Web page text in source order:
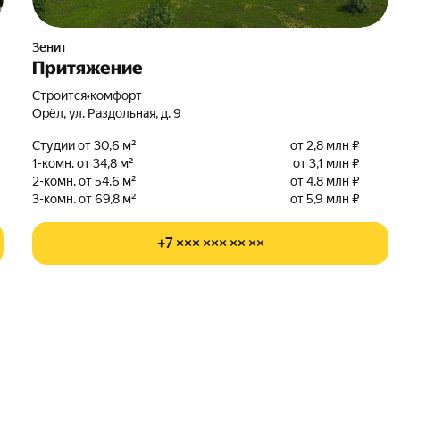
Зенит
Притяжение
Строится•комфорт
Орёл, ул. Раздольная, д. 9
Студии от 30,6 м²
от 2,8 млн ₽
1-комн. от 34,8 м²
от 3,1 млн ₽
2-комн. от 54,6 м²
от 4,8 млн ₽
3-комн. от 69,8 м²
от 5,9 млн ₽
+7 ××× ××× ×× ××